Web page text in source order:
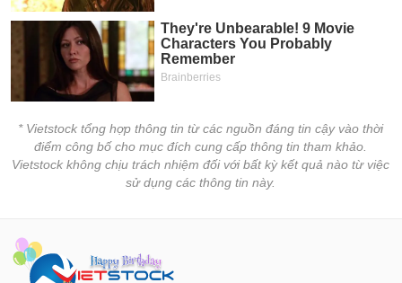
* Vietstock tổng hợp thông tin từ các nguồn đáng tin cậy vào thời
điểm công bố cho mục đích cung cấp thông tin tham khảo.
Vietstock không chịu trách nhiệm đối với bất kỳ kết quả nào từ việc
sử dụng các thông tin này.
Báo
phân
tích
Thuật
ngữ
(-)
vụ
(-)